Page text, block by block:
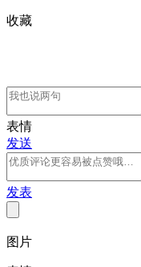
收藏
表情
发送
发表
图片